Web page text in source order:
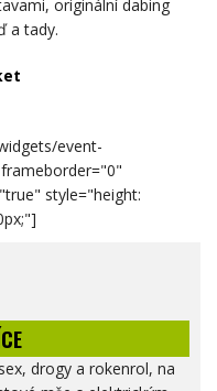
originální dabing
a tady.
event-
style="height:
drogy a rokenrol, na